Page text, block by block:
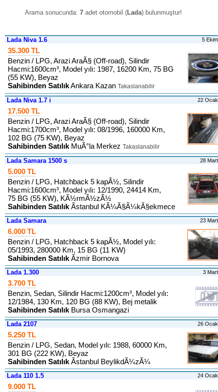
Arama sonucunda: 7adet otomobil (Lada) bulunmuştur!
Lada Niva 1.6 5
35.300 TL
Benzin / LPG, Arazi AraÃ§ (Off-road), Silindir
Hacmi:1600cm³, Model yılı: 1987, 16200 Km, 75 BG
(55 KW), Beyaz
Sahibinden SatılıkAnkara Kazan Takaslanabilir
Lada Niva 1.7 i 22
17.500 TL
Benzin / LPG, Arazi AraÃ§ (Off-road), Silindir
Hacmi:1700cm³, Model yılı: 08/1996, 160000 Km,
102 BG (75 KW), Beyaz
Sahibinden Satılık MuÃ°la Merkez Takaslanabilir
Lada Samara 1500 s 28
5.000 TL
Benzin / LPG, Hatchback 5 kapÃ½, Silindir
Hacmi:1600cm³, Model yılı: 12/1990, 24414 Km,
75 BG (55 KW), KÃ½rmÃ½zÃ½
Sahibinden Satılık Ãstanbul KÃ¼Ã§Ã¼kÃ§ekmece
Lada Samara 23
6.000 TL
Benzin / LPG, Hatchback 5 kapÃ½, Model yılı:
05/1993, 280000 Km, 15 BG (11 KW)
Sahibinden Satılık Ãzmir Bornova
Lada 1.300 3
3.700 TL
Benzin, Sedan, Silindir Hacmi:1200cm³, Model yılı:
12/1984, 130 Km, 120 BG (88 KW), Bej metalik
Sahibinden Satılık Bursa Osmangazi
Lada 2107 26
5.250 TL
Benzin / LPG, Sedan, Model yılı: 1988, 60000 Km,
301 BG (222 KW), Beyaz
Sahibinden Satılık Ãstanbul BeylikdÃ¼zÃ¼
Lada 110 1.5 24
9.000 TL